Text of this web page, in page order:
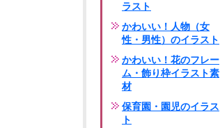
ラスト
かわいい！人物（女
性・男性）のイラスト
かわいい！花のフレー
ム・飾り枠イラスト素
材
保育園・園児のイラス
ト